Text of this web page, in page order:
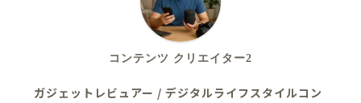
コンテンツ クリエイター2
ガジェットレビュアー / デジタルライフスタイルコン